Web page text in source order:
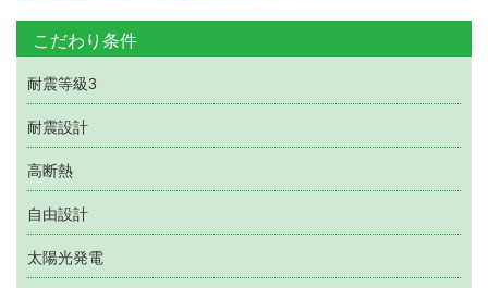
こだわり条件
耐震等級3
耐震設計
高断熱
自由設計
太陽光発電